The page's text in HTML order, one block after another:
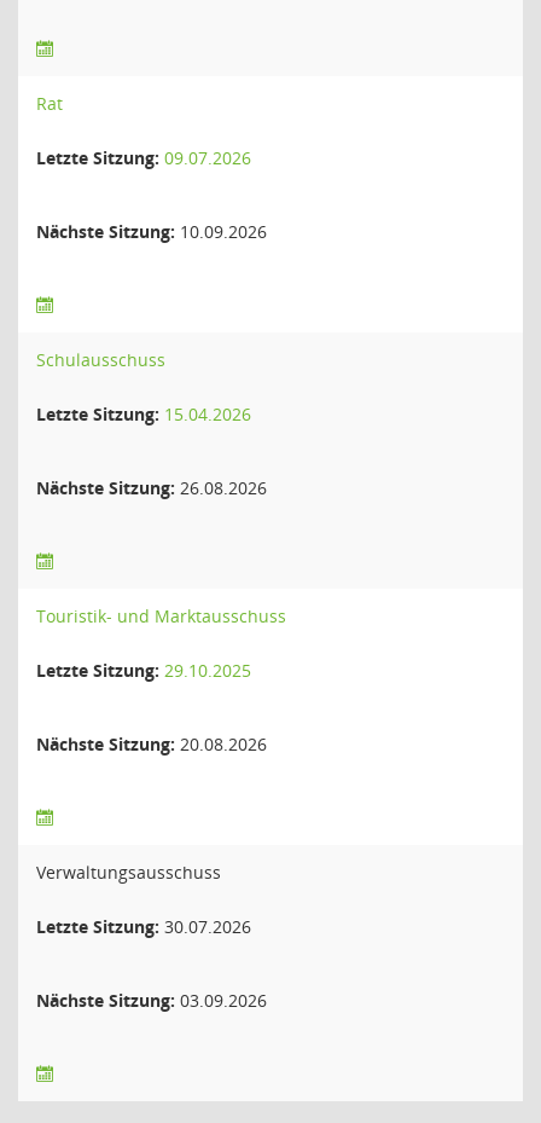
Rat
Letzte Sitzung: 09.07.2026
Nächste Sitzung: 10.09.2026
Schulausschuss
Letzte Sitzung: 15.04.2026
Nächste Sitzung: 26.08.2026
Touristik- und Marktausschuss
Letzte Sitzung: 29.10.2025
Nächste Sitzung: 20.08.2026
Verwaltungsausschuss
Letzte Sitzung: 30.07.2026
Nächste Sitzung: 03.09.2026